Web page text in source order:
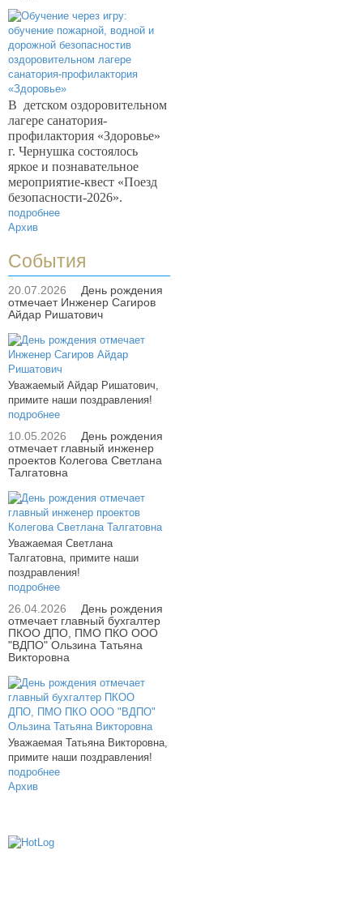
В детском оздоровительном
лагере санатория-
профилактория «Здоровье»
г. Чернушка состоялось
яркое и познавательное
мероприятие-квест «Поезд
безопасности-2026».
подробнее
Архив
События
20.07.2026
День рождения
отмечает Инженер Сагиров
Айдар Ришатович
Уважаемый Айдар Ришатович,
примите наши поздравления!
подробнее
10.05.2026
День рождения
отмечает главный инженер
проектов Колегова Светлана
Талгатовна
Уважаемая Светлана
Талгатовна, примите наши
поздравления!
подробнее
26.04.2026
День рождения
отмечает главный бухгалтер
ПКОО ДПО, ПМО ПКО ООО
"ВДПО" Ользина Татьяна
Викторовна
Уважаемая Татьяна Викторовна,
примите наши поздравления!
подробнее
Архив